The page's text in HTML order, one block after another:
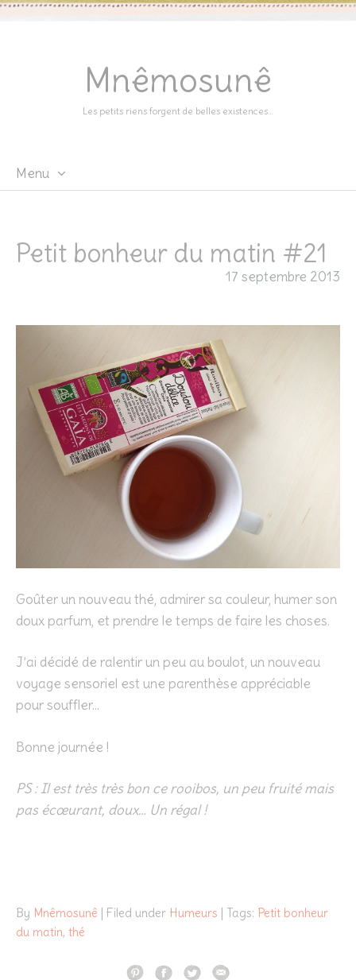
Mnêmosunê
Les petits riens forgent de belles existences…
Menu
Petit bonheur du matin #21
17 septembre 2013
Goûter un nouveau thé, admirer sa couleur, humer son
doux parfum, et prendre le temps de faire les choses.
J’ai décidé de ralentir un peu au boulot, un nouveau
voyage sensoriel est une parenthèse appréciable
pour souffler…
Bonne journée !
PS : Il est très très bon ce rooibos, un peu fruité mais
pas écœurant, doux… Un régal !
By Mnêmosunê | Filed under Humeurs | Tags: Petit bonheur
du matin, thé